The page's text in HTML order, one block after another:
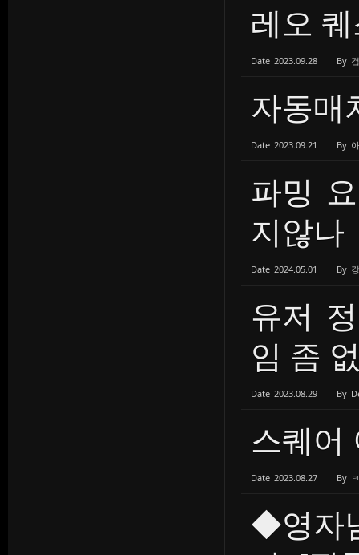
레오
Date 2023.09.28 By
자동매
Date 2023.09.21 By
파밍
지않나
Date 2024.05.01 By
유저
임 좀
Date 2023.08.29 By
스퀘어
Date 2023.08.27 By
◆영자